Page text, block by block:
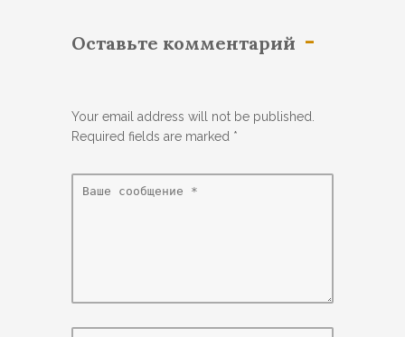
Оставьте комментарий
Your email address will not be published.
Required fields are marked *